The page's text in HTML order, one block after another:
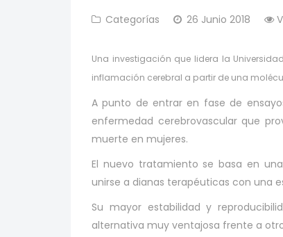
Categorías 26 Junio 2018
Una investigación que lidera la
inflamación cerebral a partir de una
A punto de entrar en fase de
enfermedad cerebrovascular que
muerte en mujeres.
El nuevo tratamiento se basa en
unirse a dianas terapéuticas con una
Su mayor estabilidad y
alternativa muy ventajosa frente a